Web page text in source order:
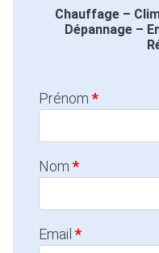
Chauffage –
Dépannage –
Prénom
Nom
Email